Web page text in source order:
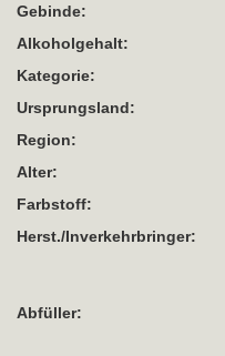
Gebinde:
Alkoholgehalt:
Kategorie:
Ursprungsland:
Region:
Alter:
Farbstoff:
Herst./Inverkehrbringer:
Abfüller: